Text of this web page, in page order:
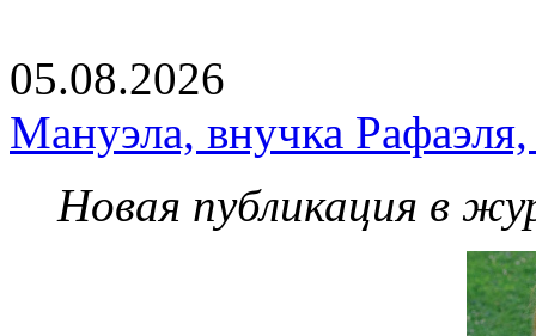
05.08.2026
Мануэла, внучка
Новая публикация в